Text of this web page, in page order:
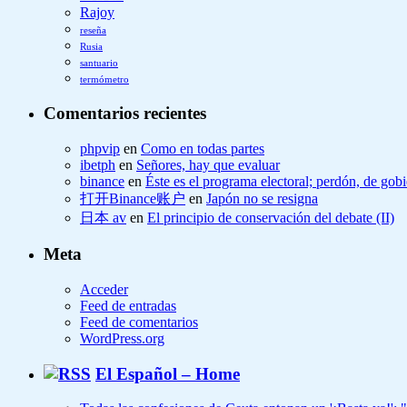
Rajoy
reseña
Rusia
santuario
termómetro
Comentarios recientes
phpvip en Como en todas partes
ibetph en Señores, hay que evaluar
binance en Éste es el programa electoral; perdón, de
打开Binance账户 en Japón no se resigna
日本 av en El principio de conservación del debate (II)
Meta
Acceder
Feed de entradas
Feed de comentarios
WordPress.org
El Español – Home